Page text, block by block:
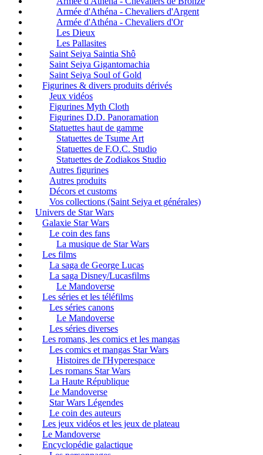
Armée d'Athéna - Chevaliers d'Argent
Armée d'Athéna - Chevaliers d'Or
Les Dieux
Les Pallasites
Saint Seiya Saintia Shô
Saint Seiya Gigantomachia
Saint Seiya Soul of Gold
Figurines & divers produits dérivés
Jeux vidéos
Figurines Myth Cloth
Figurines D.D. Panoramation
Statuettes haut de gamme
Statuettes de Tsume Art
Statuettes de F.O.C. Studio
Statuettes de Zodiakos Studio
Autres figurines
Autres produits
Décors et customs
Vos collections (Saint Seiya et générales)
Univers de Star Wars
Galaxie Star Wars
Le coin des fans
La musique de Star Wars
Les films
La saga de George Lucas
La saga Disney/Lucasfilms
Le Mandoverse
Les séries et les téléfilms
Les séries canons
Le Mandoverse
Les séries diverses
Les romans, les comics et les mangas
Les comics et mangas Star Wars
Histoires de l'Hyperespace
Les romans Star Wars
La Haute République
Le Mandoverse
Star Wars Légendes
Le coin des auteurs
Les jeux vidéos et les jeux de plateau
Le Mandoverse
Encyclopédie galactique